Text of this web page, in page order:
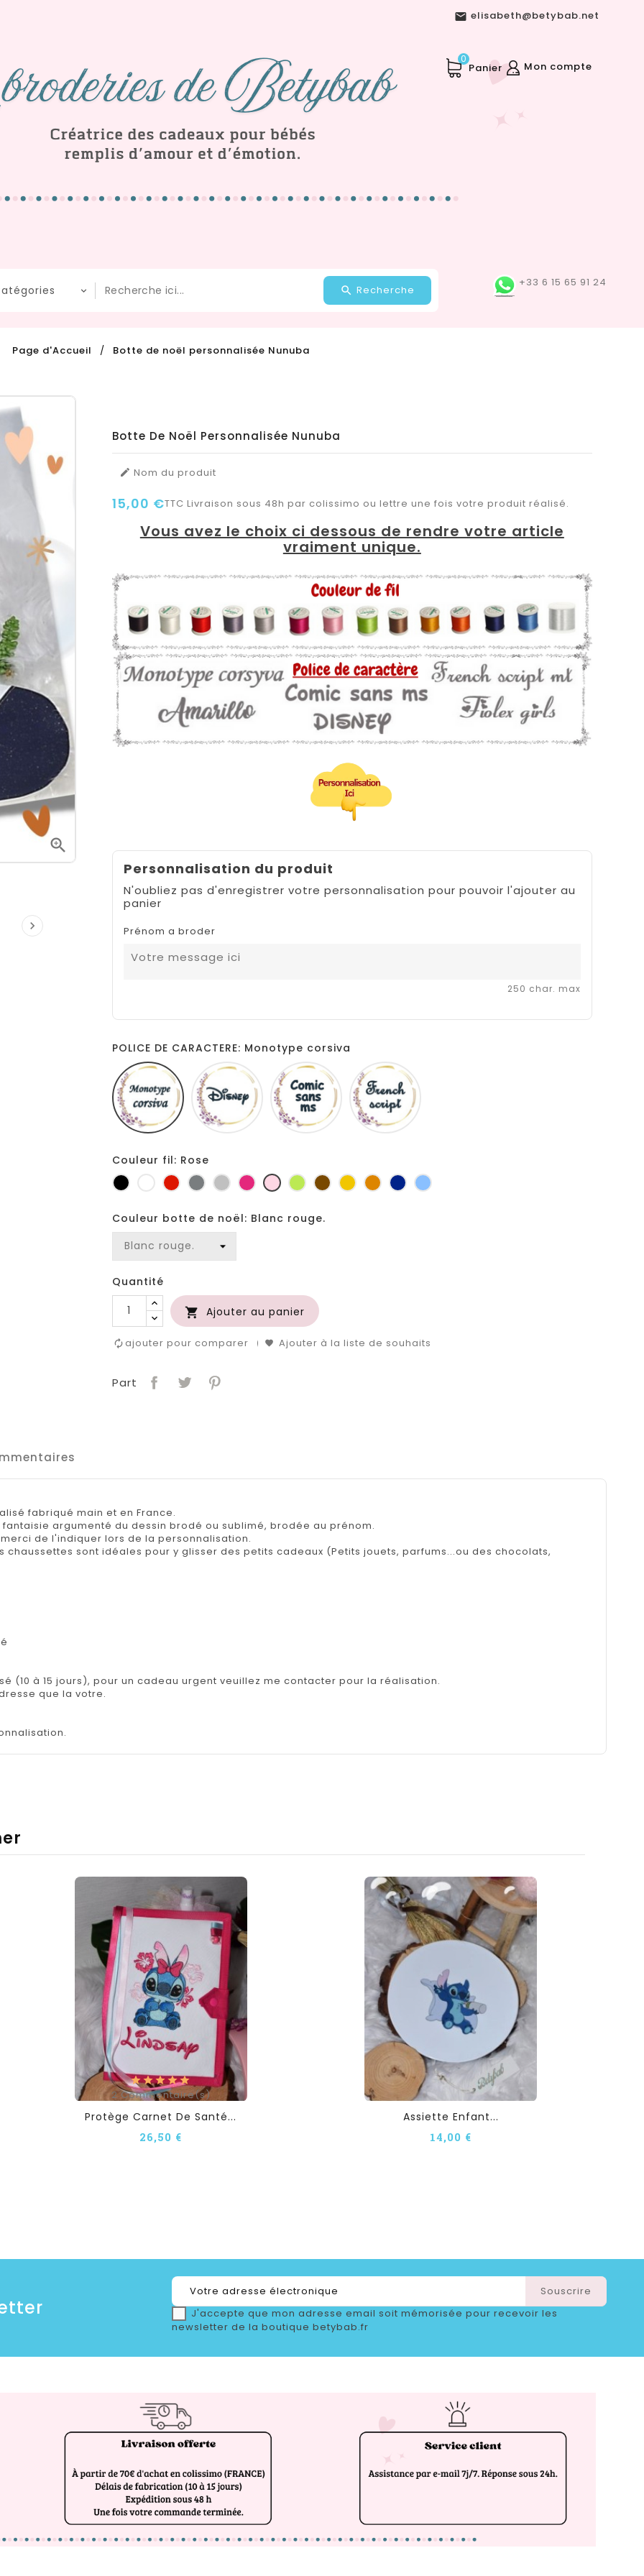
 elisabeth@betybab.net
Mon compte
Panier
0
+33 6 15 65 91 24
Recherche
Page d'Accueil Botte de noël personnalisée Nunuba


Botte De Noël Personnalisée Nunuba
 Nom du produit
15,00 €TTC Livraison sous 48h par colissimo ou lettre une fois votre produit réalisé.
Vous avez le choix ci dessous de rendre votre article
vraiment unique.
Personnalisation du produit
N'oubliez pas d'enregistrer votre personnalisation pour pouvoir l'ajouter au
panier
Prénom a broder
250 char. max
POLICE DE CARACTERE: Monotype corsiva
Monotype
corsiva
Disney
Comic
sans
ms
Couleur fil: Rose
Noir BlancRougeGris
foncé
Gris
clair
Fuchsia
RoseAnis MarronJaune
d'or
OrangeMarineBleu
Couleur botte de noël: Blanc rouge.
Quantité
 Ajouter au panier
ajouter pour comparer Ajouter à la liste de souhaits
Part
fabriqué main et en France.
argumenté du dessin brodé ou sublimé, brodée au prénom.
de l'indiquer lors de la personnalisation.
chaussettes sont idéales pour y glisser des petits cadeaux (Petits jouets, parfums...ou des chocolats,
(10 à 15 jours), pour un cadeau urgent veuillez me contacter pour la réalisation.
que la votre.
2Commentaire(s)
Protège Carnet De Santé...
26,50 €
Assiette Enfant...
14,00 €
J'accepte que mon adresse email soit mémorisée pour recevoir les
newsletter de la boutique betybab.fr